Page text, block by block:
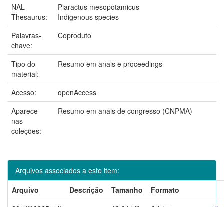
NAL
Thesaurus:
Piaractus mesopotamicus
Indigenous species
Palavras-
chave:
Coproduto
Tipo do
material:
Resumo em anais e proceedings
Acesso:
openAccess
Aparece
nas
coleções:
Resumo em anais de congresso (CNPMA)
Arquivos associados a este item:
Arquivo
Descrição Tamanho
Formato